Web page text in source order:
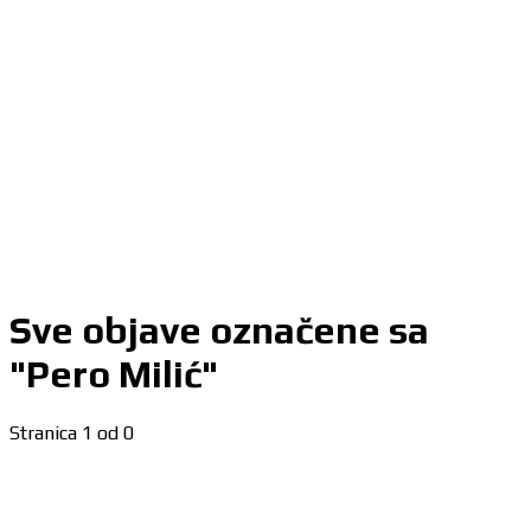
Sve objave označene sa
"Pero Milić"
Stranica 1 od 0